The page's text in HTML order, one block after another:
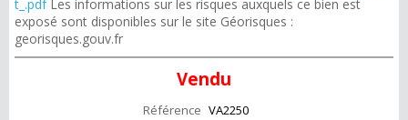
t_.pdfLes informations sur les risques auxquels ce bien est
exposé sont disponibles sur le site Géorisques :
georisques.gouv.fr
Vendu
Référence VA2250